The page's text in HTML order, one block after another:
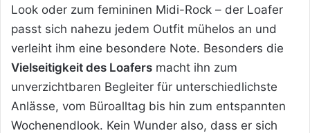
Look oder zum femininen Midi-Rock – der Loafer
passt sich nahezu jedem Outfit mühelos an und
verleiht ihm eine besondere Note. Besonders die
Vielseitigkeit des Loafers macht ihn zum
unverzichtbaren Begleiter für unterschiedlichste
Anlässe, vom Büroalltag bis hin zum entspannten
Wochenendlook. Kein Wunder also, dass er sich